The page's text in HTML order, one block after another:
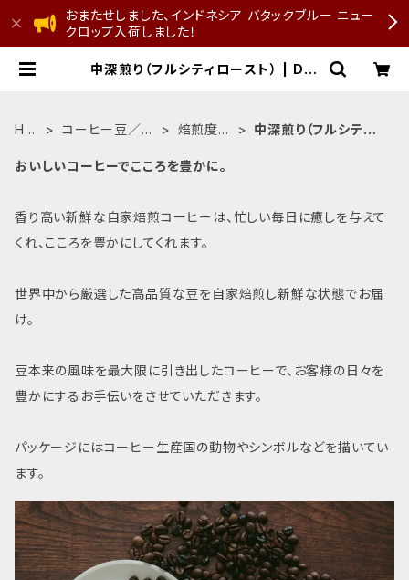
おまたせしました、インドネシア バタックブルー ニュー
クロップ入荷しました！
中深煎り（フルシティロースト） | D.S
HO
コーヒー豆／粉
焙煎度で
中深煎り（フルシティ
おいしいコーヒーでこころを豊かに。⁡
香り高い新鮮な自家焙煎コーヒーは、忙しい毎日に癒しを与えて
くれ、こころを豊かにしてくれます。
世界中から厳選した高品質な豆を自家焙煎し新鮮な状態でお届
け。
豆本来の風味を最大限に引き出したコーヒーで、お客様の日々を
豊かにするお手伝いをさせていただきます。
パッケージにはコーヒー生産国の動物やシンボルなどを描いてい
ます。